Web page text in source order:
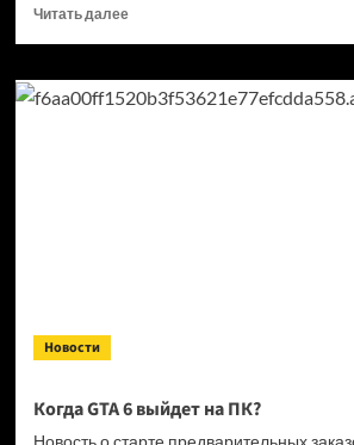
Читать далееПрочитать
Кандидат
в президенты
Новости
Когда GTA 6 выйдет на ПК?
Новость о старте предварительных